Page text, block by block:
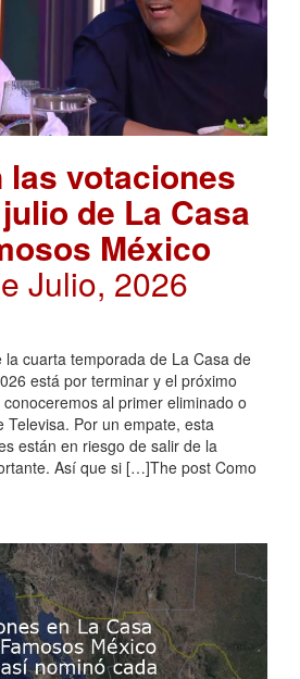
las votaciones
de La Casa
México
Julio, 2026
cuarta temporada de La Casa de
está por terminar y el próximo
al primer eliminado o
Televisa. Por un empate, esta
están en riesgo de salir de la
Así que si […]The post Como